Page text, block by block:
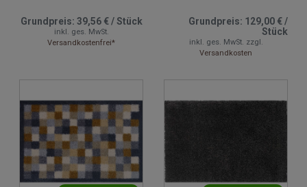
Grundpreis: 39,56 €/Stück
inkl. ges. MwSt.
Versandkostenfrei*
Grundpreis: 129,00 €/
Stück
inkl. ges. MwSt. zzgl.
Versandkosten